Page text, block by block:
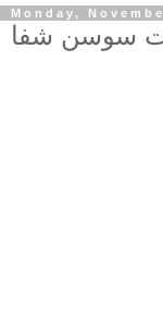
Monday,
سوسن شفا